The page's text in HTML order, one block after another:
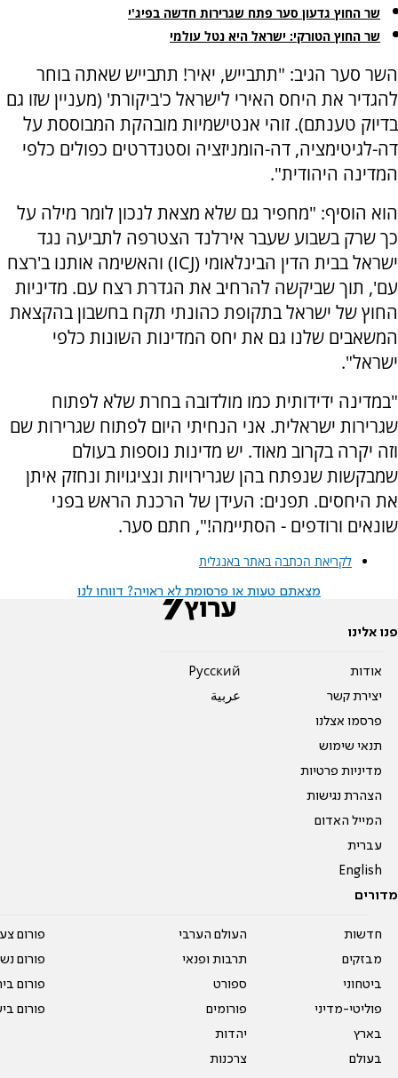
שר החוץ גדעון סער פתח שגרירות חדשה בפיג'י
שר החוץ הטורקי: ישראל היא נטל עולמי
השר סער הגיב: "תתבייש, יאיר! תתבייש שאתה בוחר
להגדיר את היחס האירי לישראל כ'ביקורת' (מעניין שזו גם
בדיוק טענתם). זוהי אנטישמיות מובהקת המבוססת על
דה-לגיטימציה, דה-הומניזציה וסטנדרטים כפולים כלפי
המדינה היהודית".
הוא הוסיף: "מחפיר גם שלא מצאת לנכון לומר מילה על
כך שרק בשבוע שעבר אירלנד הצטרפה לתביעה נגד
ישראל בבית הדין הבינלאומי (ICJ) והאשימה אותנו ב'רצח
עם', תוך שביקשה להרחיב את הגדרת רצח עם. מדיניות
החוץ של ישראל בתקופת כהונתי תקח בחשבון בהקצאת
המשאבים שלנו גם את יחס המדינות השונות כלפי
ישראל".
"במדינה ידידותית כמו מולדובה בחרת שלא לפתוח
שגרירות ישראלית. אני הנחיתי היום לפתוח שגרירות שם
וזה יקרה בקרוב מאוד. יש מדינות נוספות בעולם
שמבקשות שנפתח בהן שגרירויות ונציגויות ונחזק איתן
את היחסים. תפנים: העידן של הרכנת הראש בפני
שונאים ורודפים - הסתיימה!", חתם סער.
לקריאת הכתבה באתר באנגלית
מצאתם טעות או פרסומת לא ראויה? דווחו לנו
פנו אלינו
אודות
יצירת קשר
פרסמו אצלנו
תנאי שימוש
מדיניות פרטיות
הצהרת נגישות
המייל האדום
עברית
English
Pусский
عربية
מדורים
חדשות
מבזקים
ביטחוני
פוליטי-מדיני
בארץ
בעולם
העולם הערבי
תרבות ופנאי
ספורט
פורומים
יהדות
צרכנות
פורום
פורום
פורום
פורום